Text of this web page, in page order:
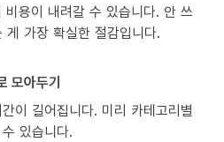
비용이 내려갈 수 있습니다. 안 쓰
가장 확실한 절감입니다.
모아두기
이 길어집니다. 미리 카테고리별
있습니다.